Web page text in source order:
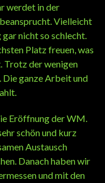
werdet in der
Vielleicht
nicht so schlecht.
Platz freuen, was
Trotz der wenigen
Die ganze Arbeit und
Eröffnung der WM.
schön und kurz
Austausch
Danach haben wir
und mit den